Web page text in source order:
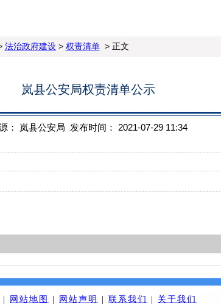
法治政府建设> 权责清单> 正文
岚县公安局权责清单公示
： 岚县公安局 发布时间： 2021-07-29 11:34
网站地图 网站声明 联系我们 关于我们